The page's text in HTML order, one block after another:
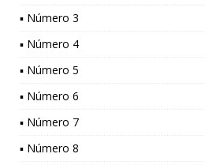
▪ Número 3
▪ Número 4
▪ Número 5
▪ Número 6
▪ Número 7
▪ Número 8